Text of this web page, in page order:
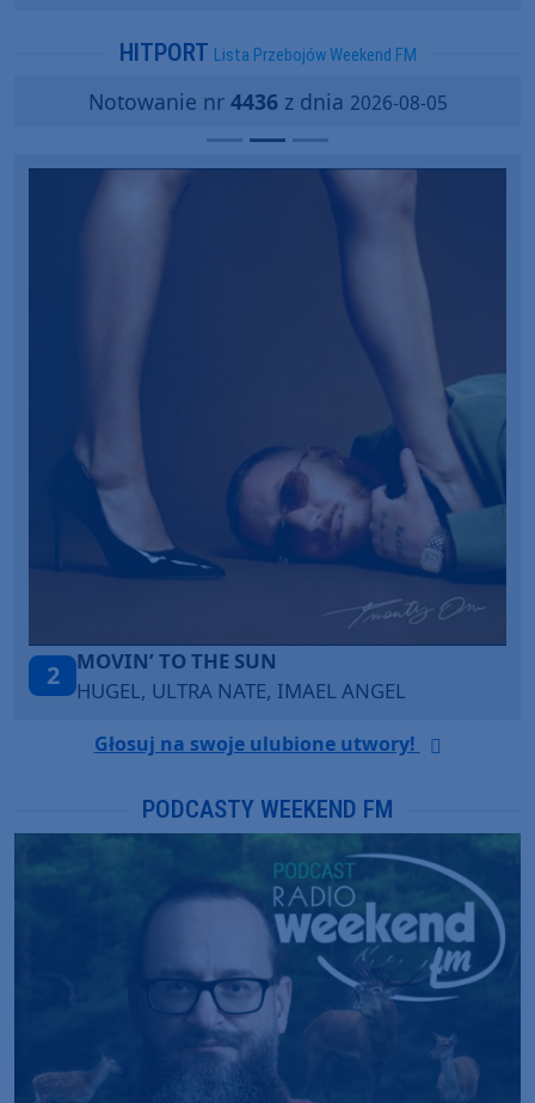
HITPORT Lista Przebojów Weekend FM
Notowanie nr 4436z dnia 2026-08-05
3
TAŃCZ!
BLETKA
Głosuj na swoje ulubione utwory!
PODCASTY WEEKEND FM